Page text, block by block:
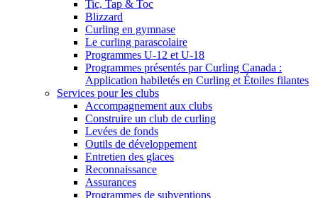
Tic, Tap & Toc
Blizzard
Curling en gymnase
Le curling parascolaire
Programmes U-12 et U-18
Programmes présentés par Curling Canada :
Application habiletés en Curling et Étoiles filantes
Services pour les clubs
Accompagnement aux clubs
Construire un club de curling
Levées de fonds
Outils de développement
Entretien des glaces
Reconnaissance
Assurances
Programmes de subventions